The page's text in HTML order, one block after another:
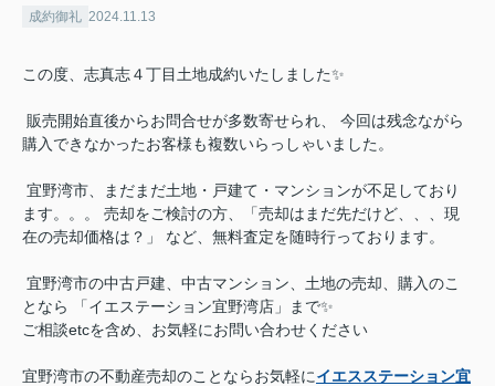
成約御礼 2024.11.13
この度、志真志４丁目土地成約いたしました✨
販売開始直後からお問合せが多数寄せられ、 今回は残念ながら
購入できなかったお客様も複数いらっしゃいました。
宜野湾市、まだまだ土地・戸建て・マンションが不足しており
ます。。。 売却をご検討の方、「売却はまだ先だけど、、、現
在の売却価格は？」 など、無料査定を随時行っております。
宜野湾市の中古戸建、中古マンション、土地の売却、購入のこ
となら 「イエステーション宜野湾店」まで✨
ご相談etcを含め、お気軽にお問い合わせください
宜野湾市の不動産売却のことならお気軽にイエスステーション宜